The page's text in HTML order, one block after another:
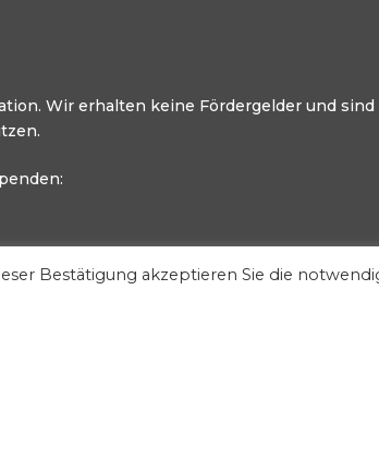
Wir erhalten keine Fördergelder und
Bestätigung akzeptieren Sie die